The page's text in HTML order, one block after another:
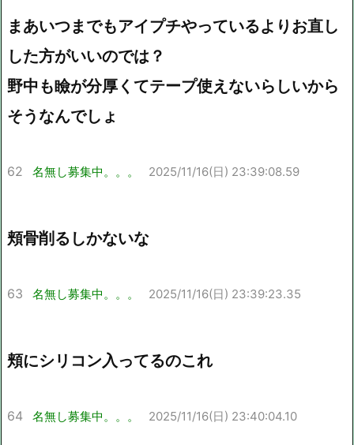
まあいつまでもアイプチやっているよりお直し
した方がいいのでは？
野中も瞼が分厚くてテープ使えないらしいから
そうなんでしょ
62 名無し募集中。。。 2025/11/16(日) 23:39:08.59
頬骨削るしかないな
63 名無し募集中。。。 2025/11/16(日) 23:39:23.35
頬にシリコン入ってるのこれ
64 名無し募集中。。。 2025/11/16(日) 23:40:04.10